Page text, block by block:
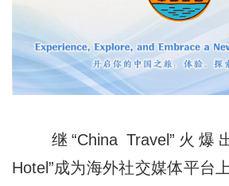
继“China Travel”火爆
Hotel”成为海外社交媒体平台